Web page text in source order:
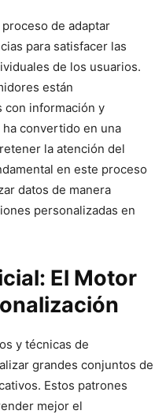
de adaptar
para satisfacer las
de los usuarios.
están
con información y
convertido en una
la atención del
en este proceso
datos de manera
personalizadas en
El Motor
y técnicas de
grandes conjuntos de
Estos patrones
mejor el